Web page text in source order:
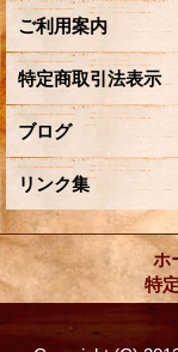
ご利用案内
特定商取引法表示
ブログ
リンク集
ホ
特